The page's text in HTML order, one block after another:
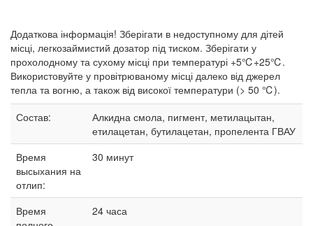
Додаткова інформація! Зберігати в недоступному для дітей
місці, легкозаймистий дозатор під тиском. Зберігати у
прохолодному та сухому місці при температурі +5℃+25℃.
Використовуйте у провітрюваному місці далеко від джерел
тепла та вогню, а також від високої температури (> 50 ℃).
Состав:
Алкидна смола, пигмент, метилацытан,
етилацетан, бутилацетан, пропелента ГВАУ
Время
высыхания на
отлип:
30 минут
Время
24 часа